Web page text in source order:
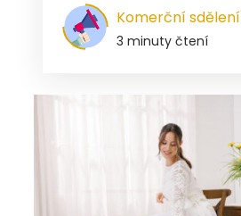
Komerční sdělení
3 minuty čtení